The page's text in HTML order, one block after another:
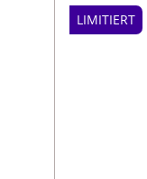
LIMITIERT